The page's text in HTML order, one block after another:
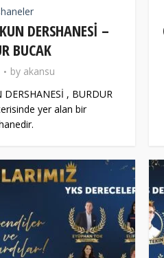
DERSHANESİ –
BUCAK
by akansu
, BURDUR
yer alan bir